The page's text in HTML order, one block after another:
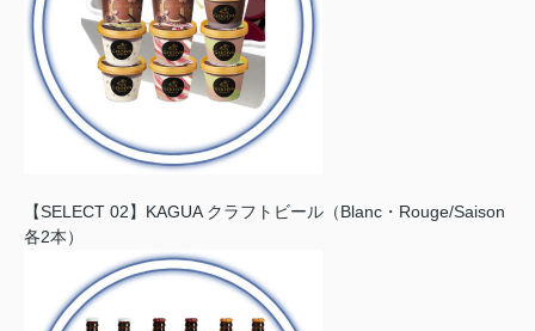
【SELECT 02】KAGUA クラフトビール（Blanc・Rouge/Saison
各2本）